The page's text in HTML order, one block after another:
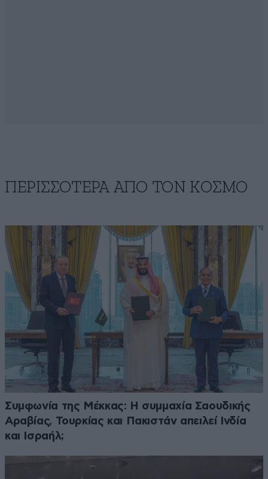
ΠΕΡΙΣΣΟΤΕΡΑ ΑΠΟ ΤΟΝ ΚΟΣΜΟ
Συμφωνία της Μέκκας: Η συμμαχία Σαουδικής
Αραβίας, Τουρκίας και Πακιστάν απειλεί Ινδία
και Ισραήλ;